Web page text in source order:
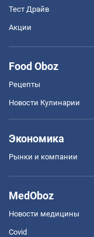
Тест Драйв
Акции
Food Oboz
Рецепты
Новости Кулинарии
Экономика
Рынки и компании
MedOboz
Новости медицины
Covid